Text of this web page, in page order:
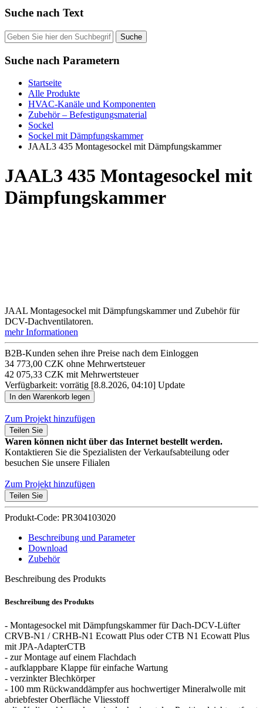
Suche nach Text
Suche nach Parametern
Startseite
Alle Produkte
HVAC-Kanäle und Komponenten
Zubehör – Befestigungsmaterial
Sockel
Sockel mit Dämpfungskammer
JAAL3 435 Montagesockel mit Dämpfungskammer
JAAL3 435 Montagesockel mit
Dämpfungskammer
JAAL Montagesockel mit Dämpfungskammer und Zubehör für
DCV-Dachventilatoren.
mehr Informationen
B2B-Kunden sehen ihre Preise nach dem Einloggen
34 773,00 CZK ohne Mehrwertsteuer
42 075,33 CZK mit Mehrwertsteuer
Verfügbarkeit: vorrätig [8.8.2026, 04:10] Update
Zum Projekt hinzufügen
Teilen Sie
Waren können nicht über das Internet bestellt werden.
Kontaktieren Sie die Spezialisten der Verkaufsabteilung oder
besuchen Sie unsere Filialen
Zum Projekt hinzufügen
Teilen Sie
Produkt-Code: PR304103020
Beschreibung und Parameter
Download
Zubehör
Beschreibung des Produkts
Beschreibung des Produkts
- Montagesockel mit Dämpfungskammer für Dach-DCV-Lüfter
CRVB-N1 / CRHB-N1 Ecowatt Plus oder CTB N1 Ecowatt Plus
mit JPA-AdapterCTB
- zur Montage auf einem Flachdach
- aufklappbare Klappe für einfache Wartung
- verzinkter Blechkörper
- 100 mm Rückwanddämpfer aus hochwertiger Mineralwolle mit
abriebfester Oberfläche Vliesstoff